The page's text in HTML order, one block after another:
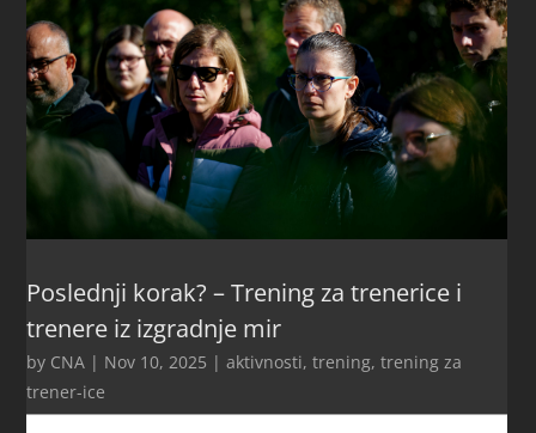
Poslednji korak? – Trening za trenerice i
trenere iz izgradnje mir
by CNA | Nov 10, 2025 |aktivnosti,trening,trening za
trener-ice